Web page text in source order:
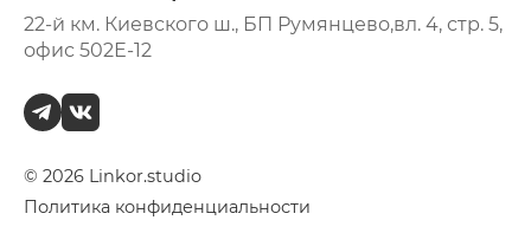
22-й км. Киевского ш., БП Румянцево,вл. 4, стр. 5,
офис 502Е-12
© 2026 Linkor.studio
Политика конфиденциальности
+7 (495) 105-93-91
info@linkor.studio